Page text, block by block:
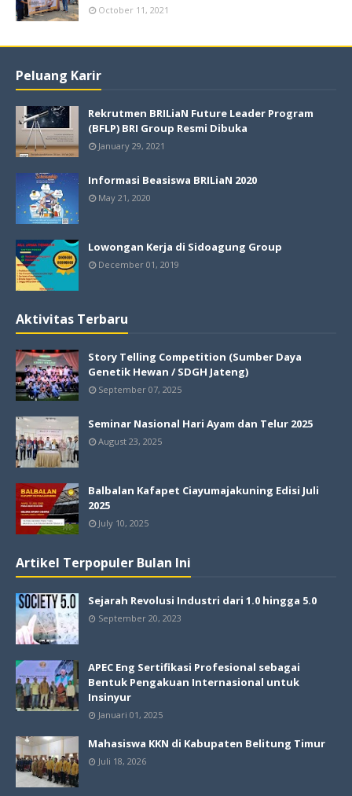
October 11, 2021
Peluang Karir
Rekrutmen BRILiaN Future Leader Program
(BFLP) BRI Group Resmi Dibuka
January 29, 2021
Informasi Beasiswa BRILiaN 2020
May 21, 2020
Lowongan Kerja di Sidoagung Group
December 01, 2019
Aktivitas Terbaru
Story Telling Competition (Sumber Daya
Genetik Hewan / SDGH Jateng)
September 07, 2025
Seminar Nasional Hari Ayam dan Telur 2025
August 23, 2025
Balbalan Kafapet Ciayumajakuning Edisi Juli
2025
July 10, 2025
Artikel Terpopuler Bulan Ini
Sejarah Revolusi Industri dari 1.0 hingga 5.0
September 20, 2023
APEC Eng Sertifikasi Profesional sebagai
Bentuk Pengakuan Internasional untuk
Insinyur
Januari 01, 2025
Mahasiswa KKN di Kabupaten Belitung Timur
Juli 18, 2026